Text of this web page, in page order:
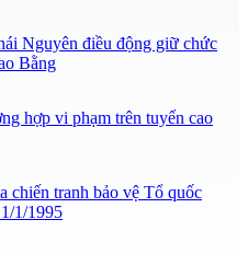
Nguyên điều động giữ chức
Bằng
hợp vi phạm trên tuyến cao
chiến tranh bảo vệ Tổ quốc
1/1995